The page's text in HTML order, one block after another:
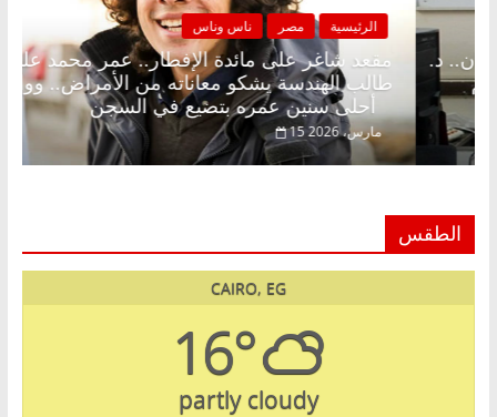
الرئيسية
مقعد شاغر
طالب الهندسة
أحلى سنين عمره بتضيع في السجن
15 مارس، 2026
ناس وناس
الإفطار وبلكونة بلا زينة رمضان.. د.
فاروق خبير اقتصادي في انتظار حلم
الطقس
CAIRO, EG
16°
partly cloudy